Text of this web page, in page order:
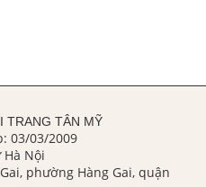
TRANG TÂN MỸ
03/03/2009
Nội
phường Hàng Gai, quận